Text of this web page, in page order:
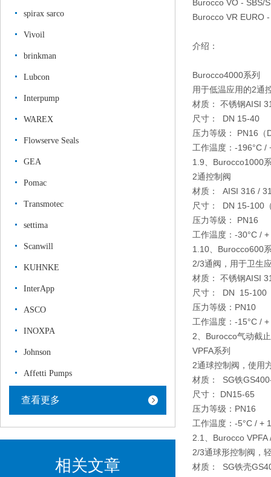
spirax sarco
Vivoil
brinkman
Lubcon
Interpump
WAREX
Flowserve Seals
GEA
Pomac
Transmotec
settima
Scanwill
KUHNKE
InterApp
ASCO
INOXPA
Johnson
Affetti Pumps
查看更多
相关文章
Burocco VO - SBS/
Burocco VR EURO
介绍：
Burocco4000系列
用于低温应用的2通
材质： 不锈钢AISI
尺寸： DN 15-40
压力等级： PN16（
工作温度：-196°C /
1.9、Burocco1000
2通控制阀
材质： AISI 316 /
尺寸： DN 15-100
压力等级： PN16
工作温度：-30°C /
1.10、Burocco600
2/3通阀，用于卫生
材质： 不锈钢AISI
尺寸： DN 15-100
压力等级：PN10
工作温度：-15°C / +
2、Burocco气动截
VPFA系列
2通球控制阀，使用
材质： SG铁
尺寸： DN15-65
压力等级：PN16
工作温度：-5°C / +
2.1、Burocco VPFA
2/3通球形控制阀，
材质： SG铁壳